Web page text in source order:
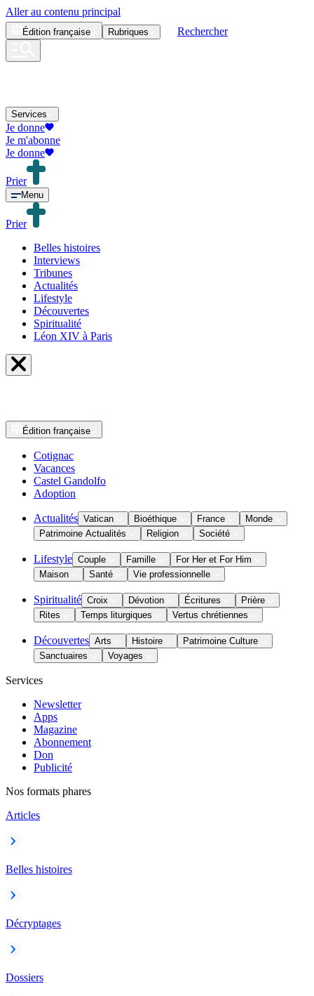
Aller au contenu principal
Édition française Rubriques Rechercher
Services
Je donne
Je m'abonne
Je donne
Prier
Menu
Prier
Belles histoires
Interviews
Tribunes
Actualités
Lifestyle
Découvertes
Spiritualité
Léon XIV à Paris
Édition française
Cotignac
Vacances
Castel Gandolfo
Adoption
Actualités Vatican Bioéthique France
Monde
Patrimoine Actualités
Religion Société
Lifestyle Couple Famille
For Her et For Him
Maison
Santé Vie professionnelle
Spiritualité Croix Dévotion Écritures
Prière
Rites
Temps liturgiques Vertus chrétiennes
Découvertes Arts Histoire
Patrimoine Culture
Sanctuaires
Voyages
Services
Newsletter
Apps
Magazine
Abonnement
Don
Publicité
Nos formats phares
Articles
Belles histoires
Décryptages
Dossiers